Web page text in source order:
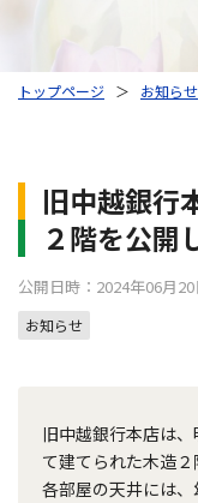
トップページ ＞ お知らせ
旧中越銀行
２階を公開
公開日時：2024年06月
お知らせ
旧中越銀行本店は
て建てられた木造２
各部屋の天井には